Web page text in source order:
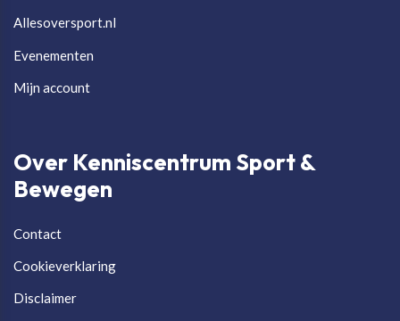
Allesoversport.nl
Evenementen
Mijn account
Over Kenniscentrum Sport &
Bewegen
Contact
Cookieverklaring
Disclaimer